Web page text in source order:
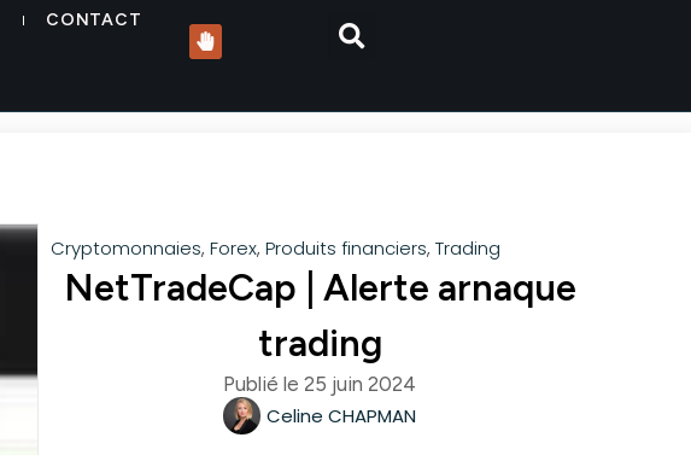
CONTACT
Cryptomonnaies,Forex,Produits financiers,Trading
NetTradeCap | Alerte arnaque
trading
Publié le25 juin 2024
Celine CHAPMAN